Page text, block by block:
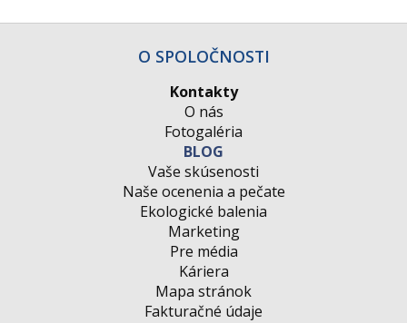
O SPOLOČNOSTI
Kontakty
O nás
Fotogaléria
BLOG
Vaše skúsenosti
Naše ocenenia a pečate
Ekologické balenia
Marketing
Pre média
Káriera
Mapa stránok
Fakturačné údaje